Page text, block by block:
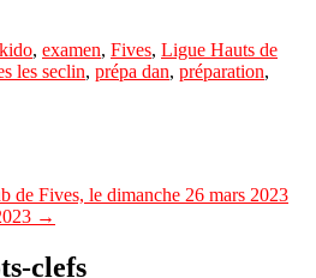
, examen, Fives, Ligue Hauts de
les seclin, prépa dan, préparation,
de Fives, le dimanche 26 mars 2023
→
clefs